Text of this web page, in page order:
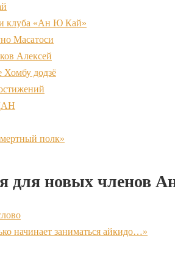
клуба «Ан Ю Кай»
Масатоси
Алексей
Хомбу додзё
полк»
для новых членов
начинает заниматься айкидо…»